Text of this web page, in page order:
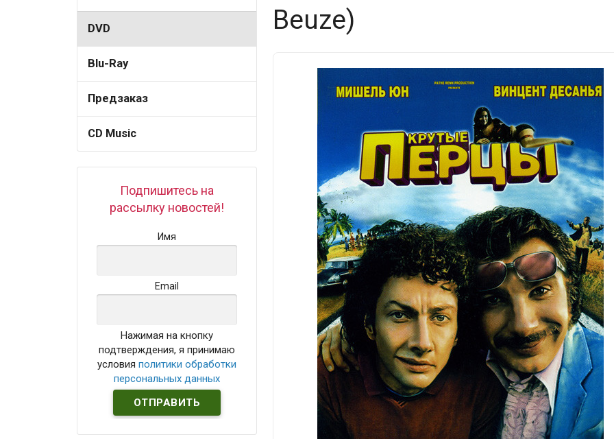
DVD
Blu-Ray
Предзаказ
CD Music
Подпишитесь на
рассылку новостей!
Имя
Email
Нажимая на кнопку
подтверждения, я принимаю
условияполитики обработки
персональных данных
Beuze)